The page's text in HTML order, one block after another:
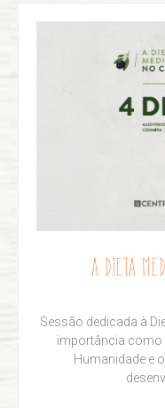
A DIETA
Sessão dedicada à
importância como
Humanidade e